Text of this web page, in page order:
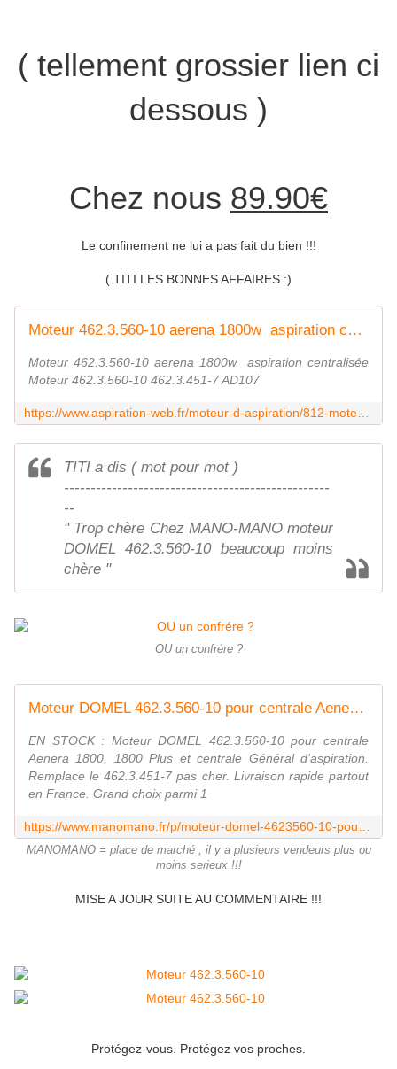
( tellement grossier lien ci
dessous )
Chez nous 89.90€
Le confinement ne lui a pas fait du bien !!!
( TITI LES BONNES AFFAIRES :)
Moteur 462.3.560-10 aerena 1800w aspiration centralisée moteur
Moteur 462.3.560-10 aerena 1800w aspiration centralisée
Moteur 462.3.560-10 462.3.451-7 AD107
TITI a dis ( mot pour mot )
--------------------------------------------------
--
" Trop chère Chez MANO-MANO moteur
DOMEL 462.3.560-10 beaucoup moins
chère "
OU un confrére ?
Moteur DOMEL 462.3.560-10 pour centrale Aenera 1800, 1800 Plus et centrale Général d'aspiration. Remplace le 462.3.451-7 - AD107
EN STOCK : Moteur DOMEL 462.3.560-10 pour centrale
Aenera 1800, 1800 Plus et centrale Général d'aspiration.
Remplace le 462.3.451-7 pas cher. Livraison rapide partout
en France. Grand choix parmi 1
MANOMANO = place de marché , il y a plusieurs vendeurs plus ou
moins serieux !!!
MISE A JOUR SUITE AU COMMENTAIRE !!!
Protégez-vous. Protégez vos proches.